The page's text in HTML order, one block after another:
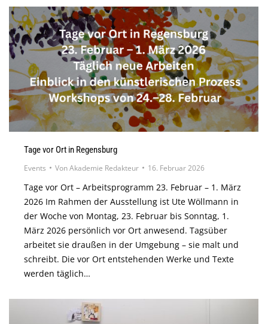
Tage vor Ort in Regensburg
Events VonAkademie Redakteur 16. Februar 2026
Tage vor Ort – Arbeitsprogramm 23. Februar – 1. März
2026 Im Rahmen der Ausstellung ist Ute Wöllmann in
der Woche von Montag, 23. Februar bis Sonntag, 1.
März 2026 persönlich vor Ort anwesend. Tagsüber
arbeitet sie draußen in der Umgebung – sie malt und
schreibt. Die vor Ort entstehenden Werke und Texte
werden täglich…